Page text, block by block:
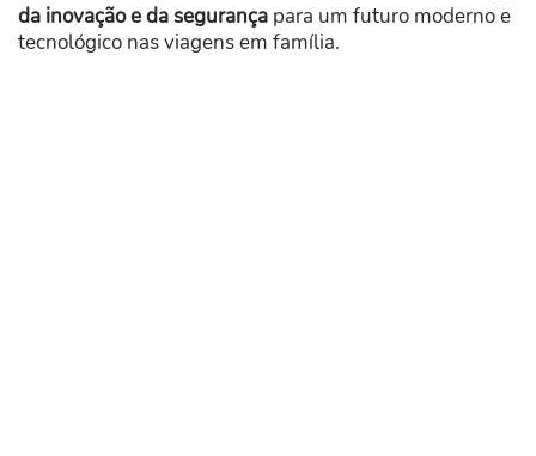
da inovação e da segurança para um futuro moderno e
tecnológico nas viagens em família.